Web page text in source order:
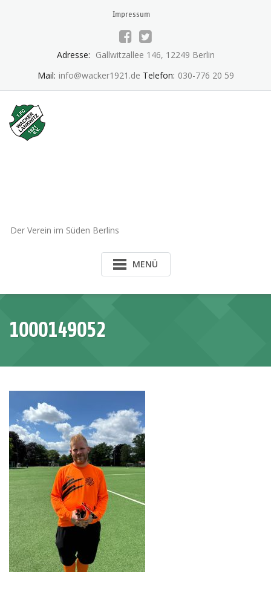
Impressum
Adresse: Gallwitzallee 146, 12249 Berlin
Mail: info@wacker1921.de Telefon: 030-776 20 59
Der Verein im Süden Berlins
MENÜ
1000149052